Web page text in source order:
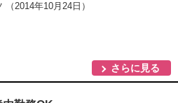
（2014年10月24日）
さらに見る